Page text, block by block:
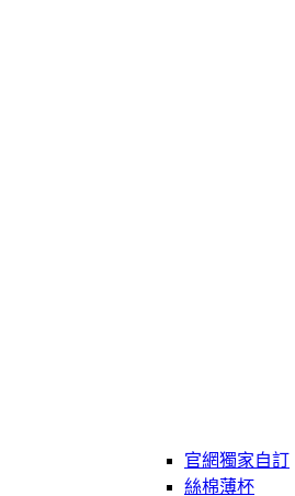
官網獨家自訂
絲棉薄杯